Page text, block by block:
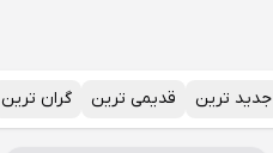
جدید ترین قدیمی ترین گران ترین